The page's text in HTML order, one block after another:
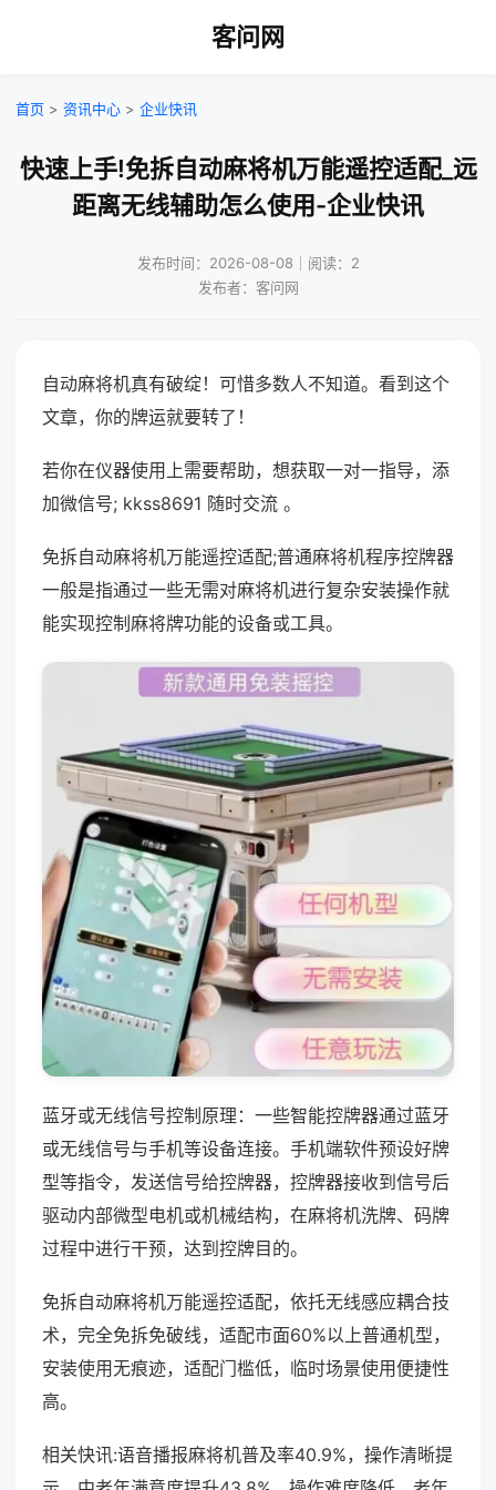
客问网
首页 > 资讯中心 > 企业快讯
快速上手!免拆自动麻将机万能遥控适配_远
距离无线辅助怎么使用-企业快讯
发布时间：2026-08-08｜阅读：2
发布者：客问网
自动麻将机真有破绽！可惜多数人不知道。看到这个
文章，你的牌运就要转了！
若你在仪器使用上需要帮助，想获取一对一指导，添
加微信号; kkss8691 随时交流 。
免拆自动麻将机万能遥控适配;普通麻将机程序控牌器
一般是指通过一些无需对麻将机进行复杂安装操作就
能实现控制麻将牌功能的设备或工具。
蓝牙或无线信号控制原理：一些智能控牌器通过蓝牙
或无线信号与手机等设备连接。手机端软件预设好牌
型等指令，发送信号给控牌器，控牌器接收到信号后
驱动内部微型电机或机械结构，在麻将机洗牌、码牌
过程中进行干预，达到控牌目的。
免拆自动麻将机万能遥控适配，依托无线感应耦合技
术，完全免拆免破线，适配市面60%以上普通机型，
安装使用无痕迹，适配门槛低，临时场景使用便捷性
高。
相关快讯:语音播报麻将机普及率40.9%，操作清晰提